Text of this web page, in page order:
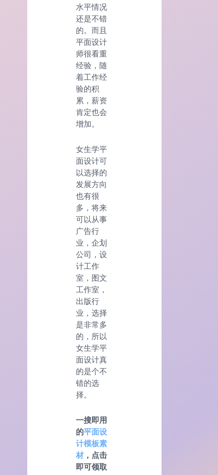
水平情况
还是不错
的。而且
平面设计
师很看重
经验，随
着工作经
验的积
累，薪资
肯定也会
增加。
女生学平
面设计可
以选择的
发展方向
也有很
多，将来
可以从事
广告行
业，企划
公司，设
计工作
室，图文
工作室，
出版行
业，选择
是非常多
的，所以
女生学平
面设计真
的是个不
错的选
择。
一搜即用
的平面设
计模板素
材 ，点击
即可领取